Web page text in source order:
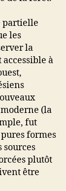
partielle
les
la
à
(la
fut
formes
sources
plutôt
être